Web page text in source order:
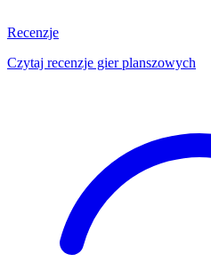
Recenzje
Czytaj recenzje gier planszowych